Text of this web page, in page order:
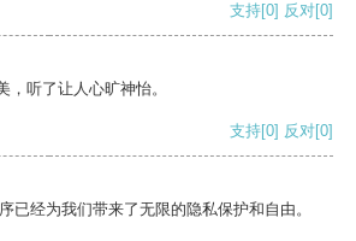
支持[0] 反对[0]
听了让人心旷神怡。
支持[0] 反对[0]
已经为我们带来了无限的隐私保护和自由。